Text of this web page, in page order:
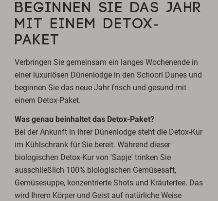
BEGINNEN SIE DAS JAHR
MIT EINEM DETOX-
PAKET
Verbringen Sie gemeinsam ein langes Wochenende in
einer luxuriösen Dünenlodge in den Schoorl Dunes und
beginnen Sie das neue Jahr frisch und gesund mit
einem Detox-Paket.
Was genau beinhaltet das Detox-Paket?
Bei der Ankunft in Ihrer Dünenlodge steht die Detox-Kur
im Kühlschrank für Sie bereit. Während dieser
biologischen Detox-Kur von 'Sapje' trinken Sie
ausschließlich 100% biologischen Gemüsesaft,
Gemüsesuppe, konzentrierte Shots und Kräutertee. Das
wird Ihrem Körper und Geist auf natürliche Weise